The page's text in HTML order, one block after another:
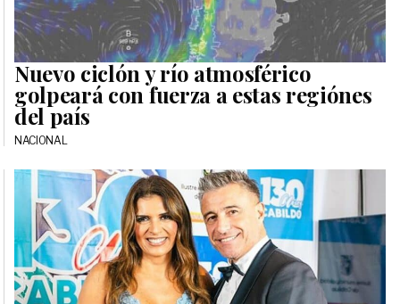
Nuevo ciclón y río atmosférico
golpeará con fuerza a estas regiónes
del país
NACIONAL